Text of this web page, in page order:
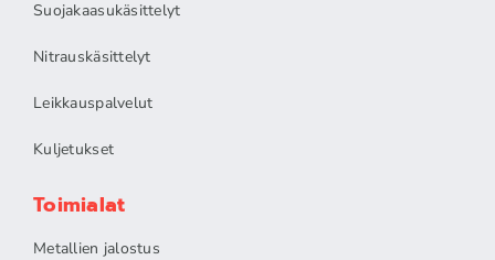
Suojakaasukäsittelyt
Nitrauskäsittelyt
Leikkauspalvelut
Kuljetukset
Toimialat
Metallien jalostus